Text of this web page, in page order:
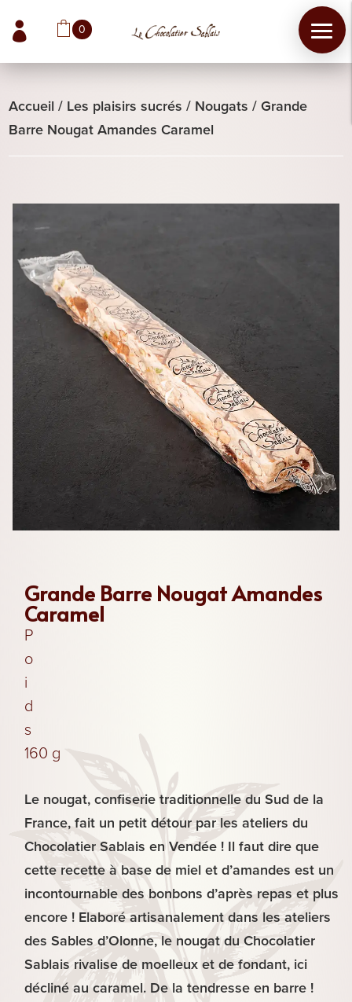
Les
Chocolats
Les
Boites
Les
Biscuits
Plaisirs
Sucrés
0

Accueil / Les plaisirs sucrés / Nougats /Grande
Barre Nougat Amandes Caramel
Grande Barre Nougat Amandes
Caramel
P
o
i
d
s
160 g
Le nougat, confiserie traditionnelle du Sud de la
France, fait un petit détour par les ateliers du
Chocolatier Sablais en Vendée ! Il faut dire que
cette recette à base de miel et d’amandes est un
incontournable des bonbons d’après repas et plus
encore ! Elaboré artisanalement dans les ateliers
des Sables d’Olonne, le nougat du Chocolatier
Sablais rivalise de moelleux et de fondant, ici
décliné au caramel. De la tendresse en barre !